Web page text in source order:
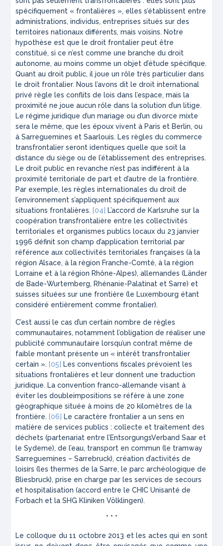
spécifiquement « frontalières », elles s’établissent entre
administrations, individus, entreprises situés sur des
territoires nationaux différents, mais voisins. Notre
hypothèse est que le droit frontalier peut être
constitué, si ce n’est comme une branche du droit
autonome, au moins comme un objet d’étude spécifique.
Quant au droit public, il joue un rôle très particulier dans
le droit frontalier. Nous l’avons dit le droit international
privé règle les conflits de lois dans l’espace, mais la
proximité ne joue aucun rôle dans la solution d’un litige.
Le régime juridique d’un mariage ou d’un divorce mixte
sera le même, que les époux vivent à Paris et Berlin, ou
à Sarreguemines et Saarlouis. Les règles du commerce
transfrontalier seront identiques quelle que soit la
distance du siège ou de l’établissement des entreprises.
Le droit public en revanche n’est pas indifférent à la
proximité territoriale de part et d’autre de la frontière.
Par exemple, les règles internationales du droit de
l’environnement s’appliquent spécifiquement aux
situations frontalières. [04] L’accord de Karlsruhe sur la
coopération transfrontalière entre les collectivités
territoriales et organismes publics locaux du 23 janvier
1996 définit son champ d’application territorial par
référence aux collectivités territoriales françaises (à la
région Alsace, à la région Franche-Comté, à la région
Lorraine et à la région Rhône-Alpes), allemandes (Länder
de Bade-Wurtemberg, Rhénanie-Palatinat et Sarre) et
suisses situées sur une frontière (le Luxembourg étant
considéré entièrement comme frontalier).
C’est aussi le cas d’un certain nombre de règles
communautaires, notamment l’obligation de réaliser une
publicité communautaire lorsqu’un contrat même de
faible montant présente un « intérêt transfrontalier
certain ». [05] Les conventions fiscales prévoient les
situations frontalières et leur donnent une traduction
juridique. La convention franco-allemande visant à
éviter les doubleimpositions se réfère à une zone
géographique située à moins de 20 kilomètres de la
frontière. [06] Le caractère frontalier a un sens en
matière de services publics : collecte et traitement des
déchets (partenariat entre l’EntsorgungsVerband Saar et
le Sydeme), de l’eau, transport en commun (le tramway
Sarreguemines – Sarrebruck), création d’activités de
loisirs (les thermes de la Sarre, le parc archéologique de
Bliesbruck), prise en charge par les services de secours
et hospitalisation (accord entre le CHIC Unisanté de
Forbach et la SHG Kliniken Völklingen).
* * *
Le colloque du 11 octobre 2013 et les actes qui en sont